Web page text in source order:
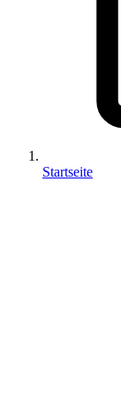
Startseite